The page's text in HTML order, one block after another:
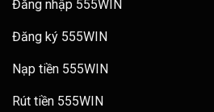
Đăng nhập 555WIN
Đăng ký 555WIN
Nạp tiền 555WIN
Rút tiền 555WIN